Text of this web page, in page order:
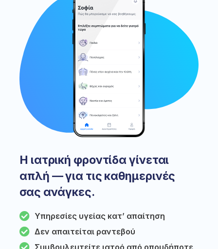
Η ιατρική φροντίδα γίνεται
απλή — για τις καθημερινές
σας ανάγκες.
Υπηρεσίες υγείας κατ’ απαίτηση
Δεν απαιτείται ραντεβού